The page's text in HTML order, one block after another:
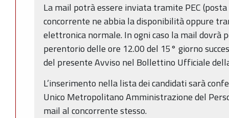
La mail potrà essere inviata tramite PEC
concorrente ne abbia la disponibilità oppure
elettronica normale. In ogni caso la mail dovrà
perentorio delle ore 12.00 del 15° giorno
del presente Avviso nel Bollettino Ufficiale
L’inserimento nella lista dei candidati sarà
Unico Metropolitano Amministrazione del
mail al concorrente stesso.